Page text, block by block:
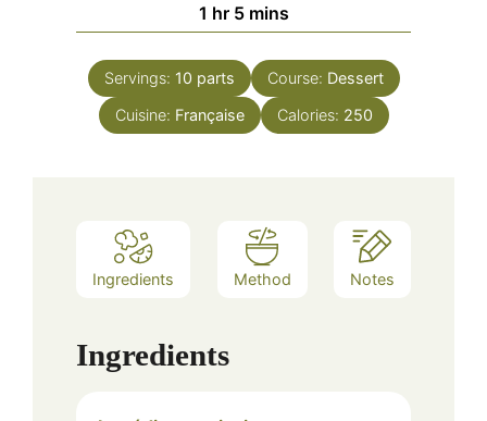
1 hour
hr 5minutes
mins
Servings: 10 parts Course: Dessert
Cuisine: Française Calories: 250
Ingredients Method Notes
Ingredients